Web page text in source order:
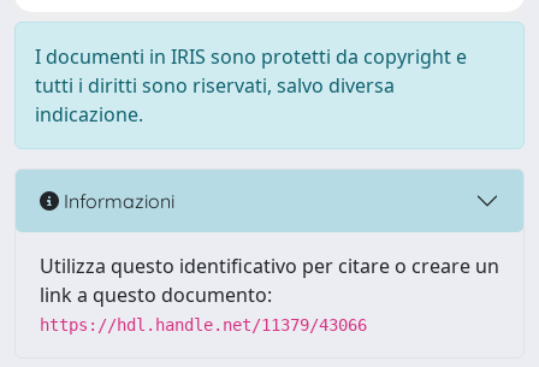
I documenti in IRIS sono protetti da copyright e
tutti i diritti sono riservati, salvo diversa
indicazione.
Informazioni
Utilizza questo identificativo per citare o creare un
link a questo documento:
https://hdl.handle.net/11379/43066